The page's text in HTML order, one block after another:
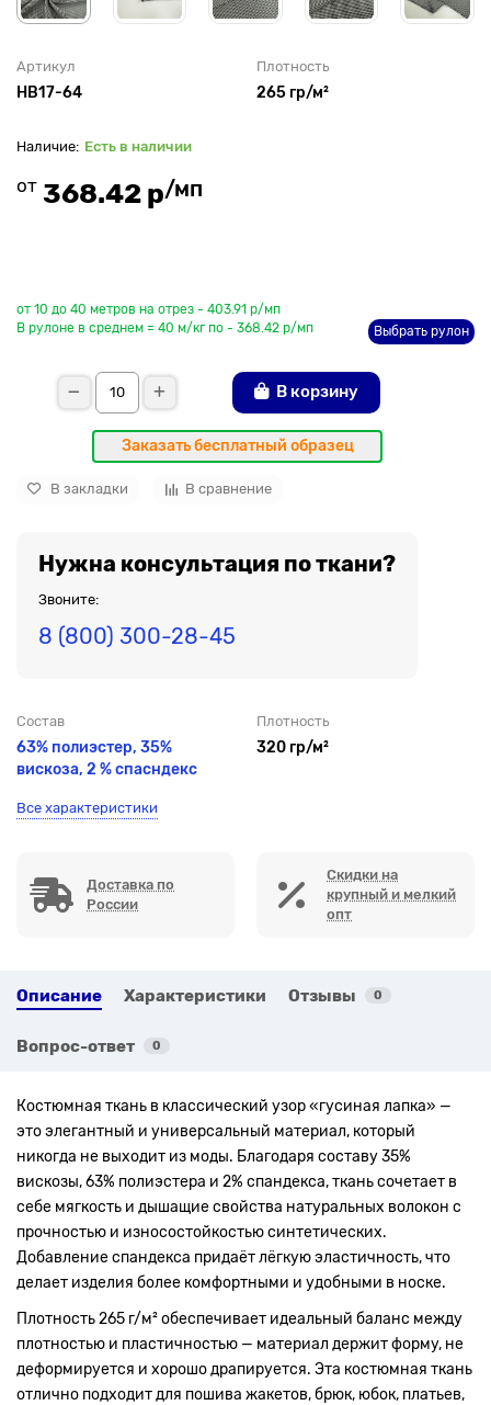
Артикул
HB17-64
Плотность
265 гр/м²
Есть в наличии
от 368.42 р/мп
от 10 до 40 метров на отрез - 403.91 р/мп
В рулоне в среднем = 40 м/кг по - 368.42 р/мп
Выбрать рулон
В корзину
Заказать бесплатный образец
В закладки В сравнение
Нужна консультация по ткани?
Звоните:
8 (800) 300-28-45
Состав
63% полиэстер, 35%
вискоза, 2 % спасндекс
Плотность
320 гр/м²
Все характеристики
Доставка по
России
Скидки на
крупный и мелкий
опт
Описание Характеристики Отзывы 0
Вопрос-ответ 0
Костюмная ткань в классический узор «гусиная лапка» —
это элегантный и универсальный материал, который
никогда не выходит из моды. Благодаря составу 35%
вискозы, 63% полиэстера и 2% спандекса, ткань сочетает в
себе мягкость и дышащие свойства натуральных волокон с
прочностью и износостойкостью синтетических.
Добавление спандекса придаёт лёгкую эластичность, что
делает изделия более комфортными и удобными в носке.
Плотность 265 г/м² обеспечивает идеальный баланс между
плотностью и пластичностью — материал держит форму, не
деформируется и хорошо драпируется. Эта костюмная ткань
отлично подходит для пошива жакетов, брюк, юбок, платьев,